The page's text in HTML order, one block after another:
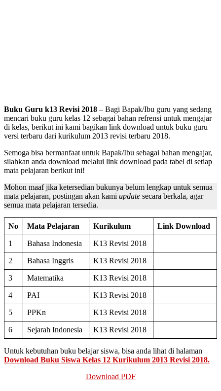
Buku Guru k13 Revisi 2018 – Bagi Bapak/Ibu guru yang sedang
mencari buku guru kelas 12 sebagai bahan refrensi untuk mengajar
di kelas, berikut ini kami bagikan link download untuk buku guru
versi terbaru dari kurikulum 2013 revisi terbaru 2018.
Semoga bisa bermanfaat untuk Bapak/Ibu sebagai bahan mengajar,
silahkan anda download melalui link download pada tabel di setiap
mata pelajaran berikut ini!
Mohon maaf jika ketersedian bukunya belum lengkap untuk semua
mata pelajaran, postingan akan kami update secara berkala, agar
semua mata pelajaran tersedia.
No Mata Pelajaran Kurikulum Link Download
1 Bahasa Indonesia K13 Revisi 2018
2 Bahasa Inggris K13 Revisi 2018
3 Matematika K13 Revisi 2018
4 PAI K13 Revisi 2018
5 PPKn K13 Revisi 2018
6 Sejarah Indonesia K13 Revisi 2018
Untuk kebutuhan buku belajar siswa, bisa anda lihat di halaman
Download Buku Siswa Kelas 12 Kurikulum 2013 Revisi 2018.
Download PDF